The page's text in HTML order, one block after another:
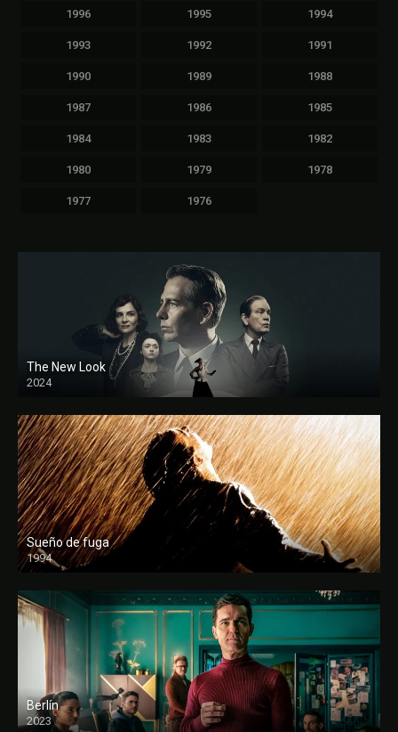
1996 1995 1994
1993 1992 1991
1990 1989 1988
1987 1986 1985
1984 1983 1982
1980 1979 1978
1977 1976
The New Look
2024
Sueño de fuga
1994
FULL HD
Berlín
2023